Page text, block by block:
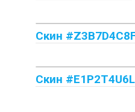
Скин
Скин #E1P2T4U6L